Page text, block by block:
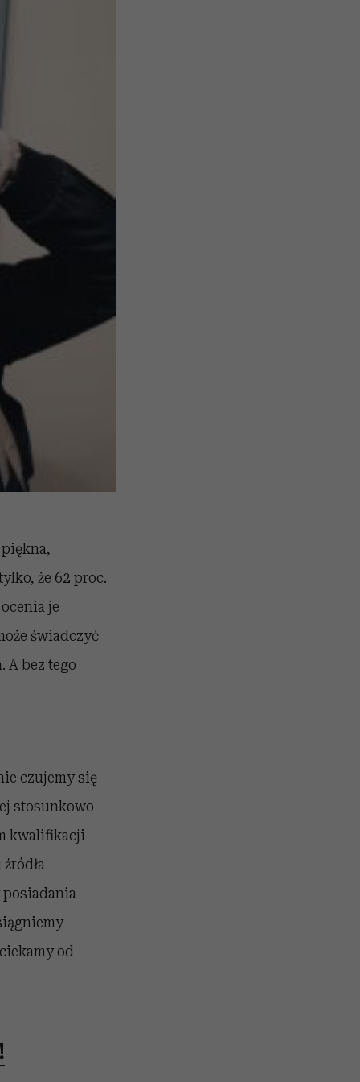
że 62 proc.
je
świadczyć
A bez tego
czujemy się
stosunkowo
kwalifikacji
od